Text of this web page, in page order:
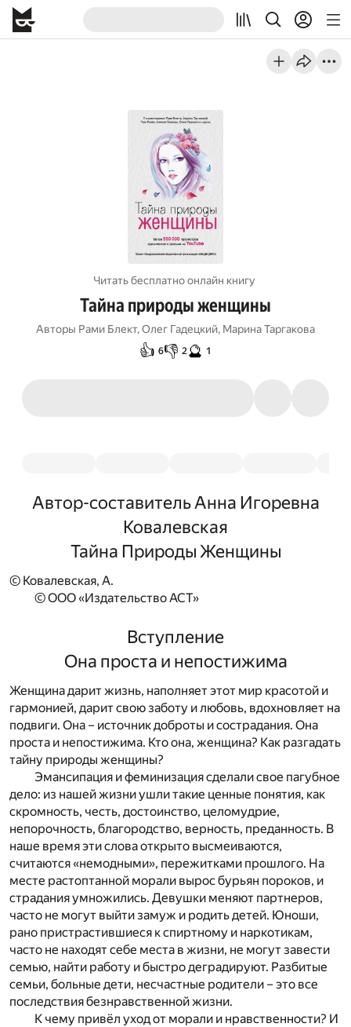
Читать бесплатно онлайн книгу
Тайна природы женщины
Авторы Рами Блект,Олег Гадецкий, Марина Таргакова
👍 6👎 2 🔮 1
Автор-составитель Анна Игоревна
Ковалевская
Тайна Природы Женщины
© Ковалевская, А.
© ООО «Издательство АСТ»
Вступление
Она проста и непостижима
Женщина дарит жизнь, наполняет этот мир красотой и
гармонией, дарит свою заботу и любовь, вдохновляет на
подвиги. Она – источник доброты и сострадания. Она
проста и непостижима. Кто она, женщина? Как разгадать
тайну природы женщины?
Эмансипация и феминизация сделали свое пагубное
дело: из нашей жизни ушли такие ценные понятия, как
скромность, честь, достоинство, целомудрие,
непорочность, благородство, верность, преданность. В
наше время эти слова открыто высмеиваются,
считаются «немодными», пережитками прошлого. На
месте растоптанной морали вырос бурьян пороков, и
страдания умножились. Девушки меняют партнеров,
часто не могут выйти замуж и родить детей. Юноши,
рано пристрастившиеся к спиртному и наркотикам,
часто не находят себе места в жизни, не могут завести
семью, найти работу и быстро деградируют. Разбитые
семьи, больные дети, несчастные родители – это все
последствия безнравственной жизни.
К чему привёл уход от морали и нравственности? И